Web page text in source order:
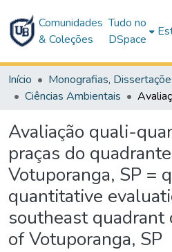
Comunidades
& Coleções
Tudo no
DSpace
Início
Ciências Ambientais
Avaliação quali-
praças do
Votuporanga, SP =
quantitative
southeast quadrant
of Votuporanga, SP